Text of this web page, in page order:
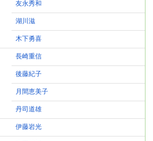
友永秀和
湖川滋
木下勇喜
長崎重信
後藤紀子
月間恵美子
丹司道雄
伊藤岩光